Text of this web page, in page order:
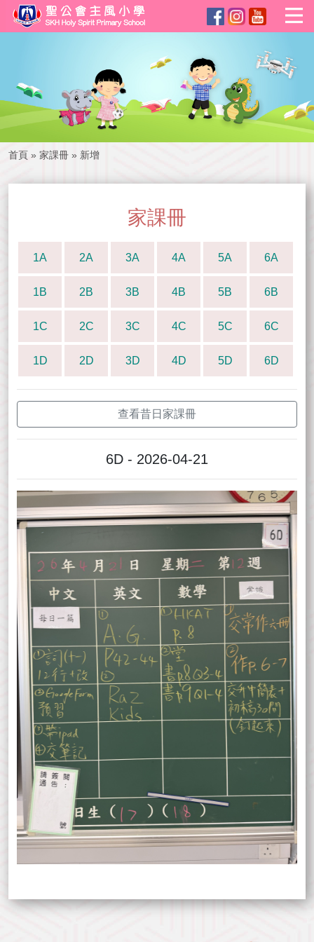
首頁 » 家課冊 » 新增
家課冊
1A 2A 3A 4A 5A 6A
1B 2B 3B 4B 5B 6B
1C 2C 3C 4C 5C 6C
1D 2D 3D 4D 5D 6D
查看昔日家課冊
6D - 2026-04-21